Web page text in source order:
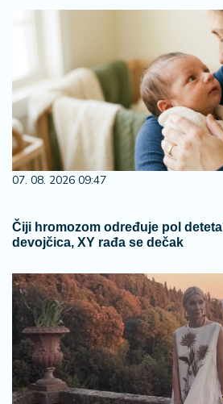
07. 08. 2026 09:47
Čiji hromozom određuje pol
devojčica, XY rađa se dečak